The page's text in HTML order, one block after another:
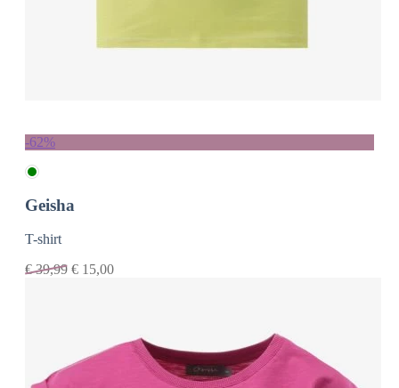
-62%
Geisha
T-shirt
€39,99 € 15,00